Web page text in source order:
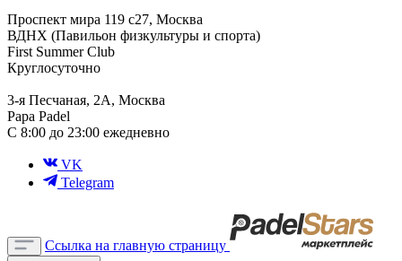
Проспект мира 119 с27, Москва
ВДНХ (Павильон физкультуры и спорта)
First Summer Club
Круглосуточно
3-я Песчаная, 2А, Москва
Papa Padel
С 8:00 до 23:00 ежедневно
VK
Telegram
Ссылка на главную страницу